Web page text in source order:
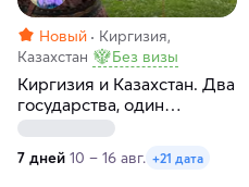
Новый
Киргизия,
Казахстан
Без визы
Киргизия и Казахстан. Два
государства, один
маршрут, максимум
впечатлений
7 дней 10 – 16 авг. +21 дата